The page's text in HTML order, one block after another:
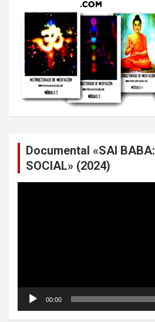
Documental «SAI
SOCIAL» (2024)
00:00